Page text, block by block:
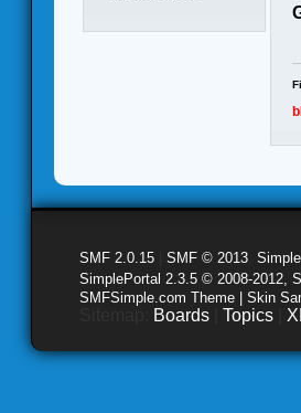
SMF 2.0.15 SMF © 2013
SimplePortal 2.3.5 © 2008-2012,
SMFSimple.com Theme | Skin
Boards Topics